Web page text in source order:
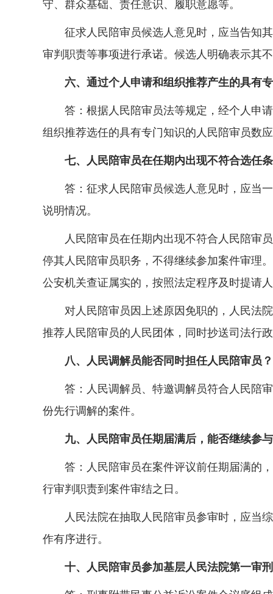
守、群众基础、责任意识、履职意愿等。
征求人民陪审员候选人意见时，应当告知其
审判职责等事项进行承诺。候选人明确表示其
六、通过个人申请和组织推荐产生的具有专
答：根据人民陪审员法等规定，经个人申请
组织推荐选任的具有专门知识的人民陪审员数
七、人民陪审员在任期内出现不符合选任条
答：征求人民陪审员候选人意见时，应当一
说明情况。
人民陪审员在任期内出现不符合人民陪审员
停其人民陪审员职务，不得继续参加案件审理
公安机关查证属实的，按照法定程序及时提请
对人民陪审员因上述原因免职的，人民法院
推荐人民陪审员的人民团体，同时抄送司法行
八、人民调解员能否同时担任人民陪审员？
答：人民调解员、特邀调解员符合人民陪审
份先行调解的案件。
九、人民陪审员任期届满后，能否继续参与
答：人民陪审员在案件评议前任期届满的，
行审判职责到案件审结之日。
人民法院在抽取人民陪审员参审时，应当综
作有序进行。
十、人民陪审员参加基层人民法院第一审刑